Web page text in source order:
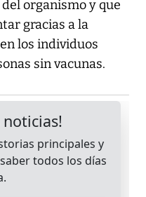
organismo y que
gracias a la
los individuos
sin vacunas.